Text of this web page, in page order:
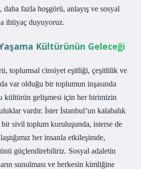
fazla hoşgörü, anlayış ve sosyal
ihtiyaç duyuyoruz.
Kültürünün Geleceği
toplumsal cinsiyet eşitliği, çeşitlilik ve
var olduğu bir toplumun inşasında
kültürün gelişmesi için her birimizin
vardır. İster İstanbul’un kalabalık
sivil toplum kuruluşunda, isterse de
her insanla etkileşimde,
güçlendirebiliriz. Sosyal adaletin
sunulması ve herkesin kimliğine